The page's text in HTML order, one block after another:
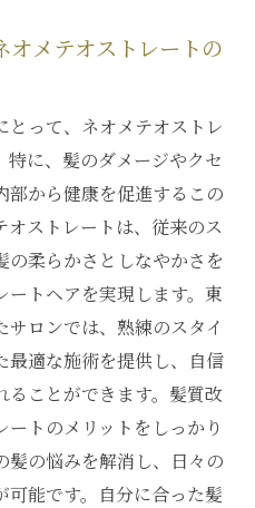
オメテオストレートの
とって、ネオメテオストレ
に、髪のダメージやクセ
部から健康を促進するこの
ストレートは、従来のス
の柔らかさとしなやかさを
トヘアを実現します。東
ロンでは、熟練のスタイ
最適な施術を提供し、自信
ることができます。髪質改
トのメリットをしっかり
髪の悩みを解消し、日々の
可能です。自分に合った髪